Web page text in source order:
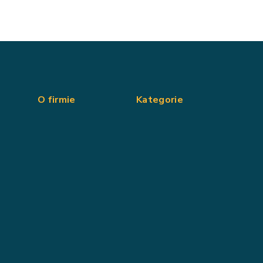
O firmie Kategorie